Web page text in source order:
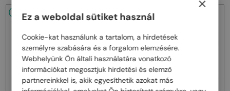
48/72 -25% 48/72
×
Ez a weboldal sütiket használ
Cookie-kat használunk a tartalom, a hirdetések
személyre szabására és a forgalom elemzésére.
Webhelyünk Ön általi használatára vonatkozó
információkat megosztjuk hirdetési és elemző
partnereinkkel is, akik egyesíthetik azokat más